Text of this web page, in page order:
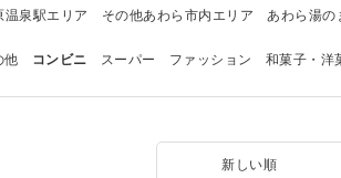
温泉駅エリア その他あわら市内エリア あわら湯の
他 コンビニ スーパー ファッション 和菓子・洋
新しい順